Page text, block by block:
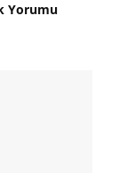
Yorumu